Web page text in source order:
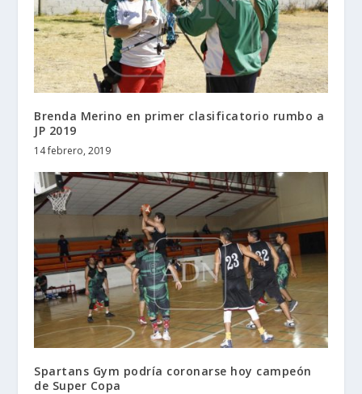
Brenda Merino en primer clasificatorio rumbo a
JP 2019
14 febrero, 2019
Spartans Gym podría coronarse hoy campeón
de Super Copa